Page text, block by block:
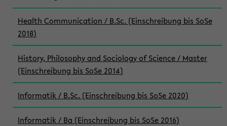
Health Communication / B.Sc. (Einschreibung bis SoSe
2018)
History, Philosophy and Sociology of Science / Master
(Einschreibung bis SoSe 2014)
Informatik / B.Sc. (Einschreibung bis SoSe 2020)
Informatik / Ba (Einschreibung bis SoSe 2016)